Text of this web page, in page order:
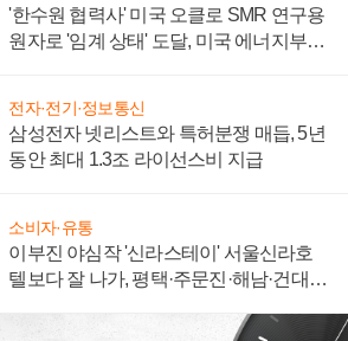
'한수원 협력사' 미국 오클로 SMR 연구용
원자로 '임계 상태' 도달, 미국 에너지부
전자·전기·정보통신
삼성전자 넷리스트와 특허분쟁 매듭, 5년
동안 최대 1.3조 라이선스비 지급
소비자·유통
이부진 야심작 '신라스테이' 서울신라호
텔보다 잘 나가, 평택·주문진·해남·건대로